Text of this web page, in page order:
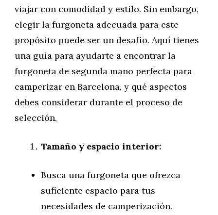
viajar con comodidad y estilo. Sin embargo,
elegir la furgoneta adecuada para este
propósito puede ser un desafío. Aquí tienes
una guía para ayudarte a encontrar la
furgoneta de segunda mano perfecta para
camperizar en Barcelona, y qué aspectos
debes considerar durante el proceso de
selección.
Tamaño y espacio interior:
Busca una furgoneta que ofrezca
suficiente espacio para tus
necesidades de camperización.